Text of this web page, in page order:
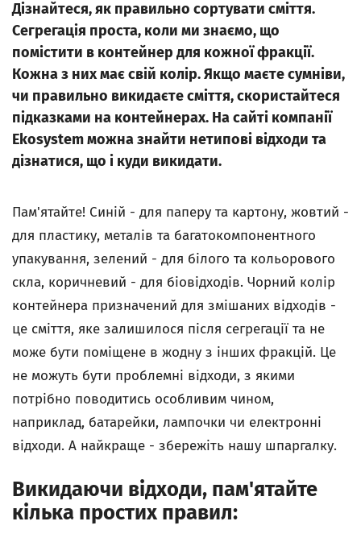
Дізнайтеся, як правильно сортувати сміття.
Сегрегація проста, коли ми знаємо, що
помістити в контейнер для кожної фракції.
Кожна з них має свій колір. Якщо маєте сумніви,
чи правильно викидаєте сміття, скористайтеся
підказками на контейнерах. На сайті компанії
Ekosystem можна знайти нетипові відходи та
дізнатися, що і куди викидати.
Пам'ятайте! Синій - для паперу та картону, жовтий -
для пластику, металів та багатокомпонентного
упакування, зелений - для білого та кольорового
скла, коричневий - для біовідходів. Чорний колір
контейнера призначений для змішаних відходів -
це сміття, яке залишилося після сегрегації та не
може бути поміщене в жодну з інших фракцій. Це
не можуть бути проблемні відходи, з якими
потрібно поводитись особливим чином,
наприклад, батарейки, лампочки чи електронні
відходи. А найкраще - збережіть нашу шпаргалку.
Викидаючи відходи, пам'ятайте
кілька простих правил: